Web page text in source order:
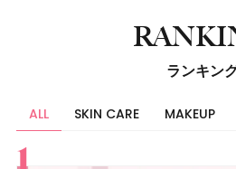
ランキン
ALL SKIN CARE MAKEUP
すべて
スキンケア
メイク
ボディケア
美活
ヘア
ライフスタイル
ビューティーズ